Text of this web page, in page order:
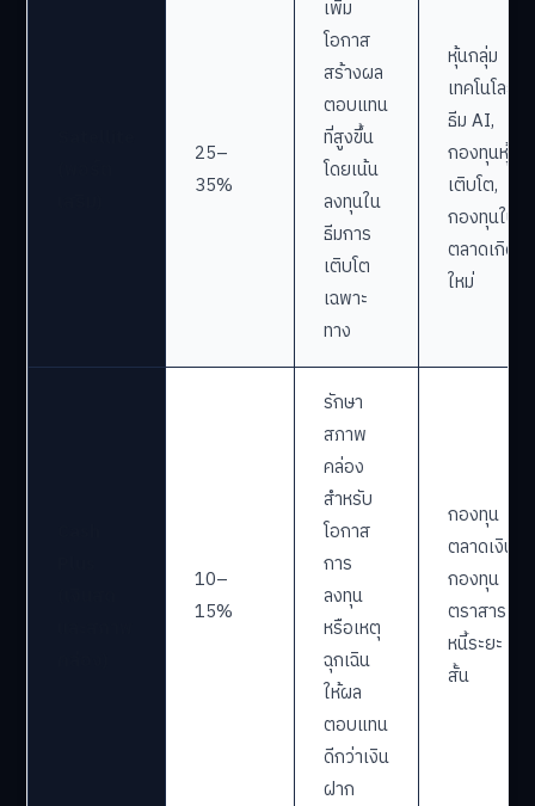
25–
35%
เพิ่ม
โอกาส
สร้างผล
ตอบแทน
ที่สูงขึ้น
โดยเน้น
ลงทุนใน
ธีมการ
เติบโต
เฉพาะ
ทาง
หุ้นกลุ่ม
เทคโนโลยี,
ธีม AI,
กองทุนหุ้น
เติบโต,
กองทุนใน
ตลาดเกิด
ใหม่
10–
15%
รักษา
สภาพ
คล่อง
สำหรับ
โอกาส
การ
ลงทุน
หรือเหตุ
ฉุกเฉิน
ให้ผล
ตอบแทน
ดีกว่าเงิน
ฝาก
กองทุน
ตลาดเงิน,
กองทุน
ตราสาร
หนี้ระยะ
สั้น